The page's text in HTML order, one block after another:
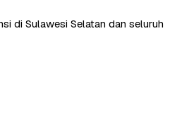
di Sulawesi Selatan dan seluruh